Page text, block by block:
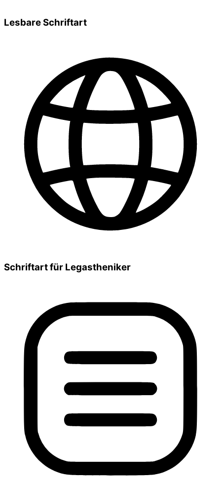
Lesbare Schriftart
Schriftart für Legastheniker